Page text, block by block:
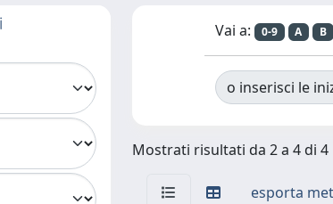
Vai a: 0-9 A B
o inserisci le
Mostrati risultati da 2 a 4 di 4
esporta